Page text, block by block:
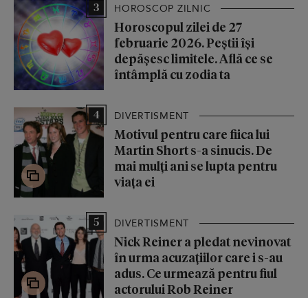
3 HOROSCOP ZILNIC
Horoscopul zilei de 27
februarie 2026. Peștii își
depășesc limitele. Află ce se
întâmplă cu zodia ta
4 DIVERTISMENT
Motivul pentru care fiica lui
Martin Short s-a sinucis. De
mai mulți ani se lupta pentru
viața ei
5 DIVERTISMENT
Nick Reiner a pledat nevinovat
în urma acuzațiilor care i s-au
adus. Ce urmează pentru fiul
actorului Rob Reiner